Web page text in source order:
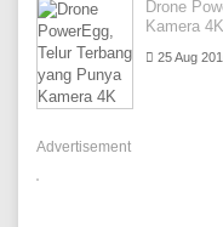
Drone
Kamera 4K
25 Aug
Advertisement